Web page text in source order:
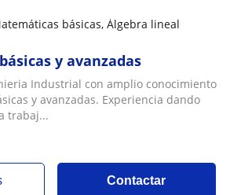
básicas, Álgebra lineal
y avanzadas
Industrial con amplio conocimiento
y avanzadas. Experiencia dando
trabaj...
Contactar